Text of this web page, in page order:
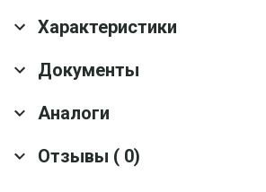
Характеристики
Основные характеристики
Срок службы
Оснащение
Документы
Скачать все документы
Аналоги
Термометр цифровой
Отзывы ( 0)